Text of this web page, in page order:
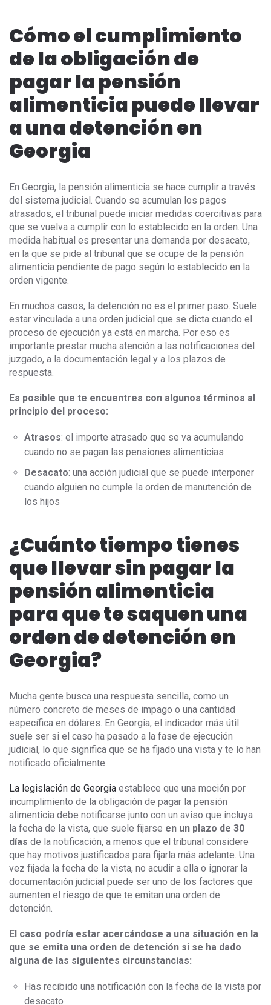
Cómo el cumplimiento
de la obligación de
pagar la pensión
alimenticia puede llevar
a una detención en
Georgia
En Georgia, la pensión alimenticia se hace cumplir a través
del sistema judicial. Cuando se acumulan los pagos
atrasados, el tribunal puede iniciar medidas coercitivas para
que se vuelva a cumplir con lo establecido en la orden. Una
medida habitual es presentar una demanda por desacato,
en la que se pide al tribunal que se ocupe de la pensión
alimenticia pendiente de pago según lo establecido en la
orden vigente.
En muchos casos, la detención no es el primer paso. Suele
estar vinculada a una orden judicial que se dicta cuando el
proceso de ejecución ya está en marcha. Por eso es
importante prestar mucha atención a las notificaciones del
juzgado, a la documentación legal y a los plazos de
respuesta.
Es posible que te encuentres con algunos términos al
principio del proceso:
Atrasos: el importe atrasado que se va acumulando
cuando no se pagan las pensiones alimenticias
Desacato: una acción judicial que se puede interponer
cuando alguien no cumple la orden de manutención de
los hijos
¿Cuánto tiempo tienes
que llevar sin pagar la
pensión alimenticia
para que te saquen una
orden de detención en
Georgia?
Mucha gente busca una respuesta sencilla, como un
número concreto de meses de impago o una cantidad
específica en dólares. En Georgia, el indicador más útil
suele ser si el caso ha pasado a la fase de ejecución
judicial, lo que significa que se ha fijado una vista y te lo han
notificado oficialmente.
La legislación de Georgia establece que una moción por
incumplimiento de la obligación de pagar la pensión
alimenticia debe notificarse junto con un aviso que incluya
la fecha de la vista, que suele fijarse en un plazo de 30
días de la notificación, a menos que el tribunal considere
que hay motivos justificados para fijarla más adelante. Una
vez fijada la fecha de la vista, no acudir a ella o ignorar la
documentación judicial puede ser uno de los factores que
aumenten el riesgo de que te emitan una orden de
detención.
El caso podría estar acercándose a una situación en la
que se emita una orden de detención si se ha dado
alguna de las siguientes circunstancias:
Has recibido una notificación con la fecha de la vista por
desacato